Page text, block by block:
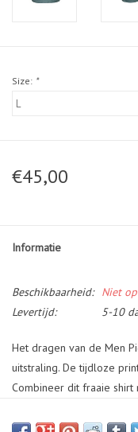
Size: *
€45,00
Informatie
Beschikbaarheid:
Niet
Levertijd:
5-10
Het dragen van de Men
uitstraling. De tijdloze
Combineer dit fraaie shirt